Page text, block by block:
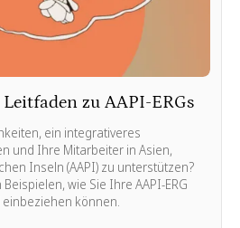
zu AAPI-ERGs
ein integrativeres
und Ihre Mitarbeiter in Asien,
Inseln (AAPI) zu unterstützen?
wie Sie Ihre AAPI-ERG
können.